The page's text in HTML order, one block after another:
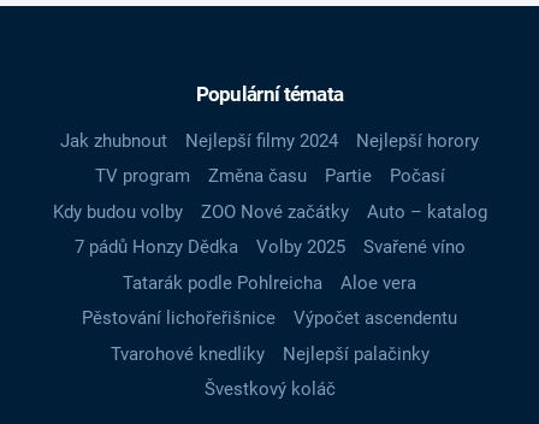
Populární témata
Jak zhubnout Nejlepší filmy 2024
Nejlepší horory
TV program
Změna času Partie
Počasí
Kdy budou volby
ZOO Nové začátky
Auto – katalog
7 pádů Honzy Dědka
Volby 2025
Svařené víno
Tatarák podle Pohlreicha
Aloe vera
Pěstování lichořeřišnice
Výpočet ascendentu
Tvarohové knedlíky
Nejlepší palačinky
Švestkový koláč